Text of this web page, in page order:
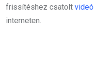
frissítéshez csatolt videó
interneten.